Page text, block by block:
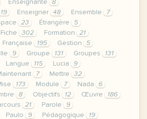
Enseignante
8
19 Enseigner 48 Ensemble
7
23 Étrangère
5
Fiche 302 Formation
21
Française 195 Gestion
5
9 Groupe 131 Groupes
131
Langue 115 Lucia
9
7 Mettre
32
173 Module 7 Nada
6
8 Objectifs 12 Œuvre
186
21 Parole
9
Paulo 9 Pédagogique
19